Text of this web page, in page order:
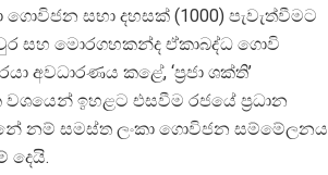
සභා දහසක් (1000) පැවැත්වීමට
සහ මොරගහකන්ද ඒකාබද්ධ ගොවි
අවධාරණය කළේ, ‘ප්රජා ශක්ති’
වශයෙන් ඉහළට එසවීම රජයේ ප්රධාන
නම් සමස්ත ලංකා ගොවිජන සම්මේලනය
දෙයි.